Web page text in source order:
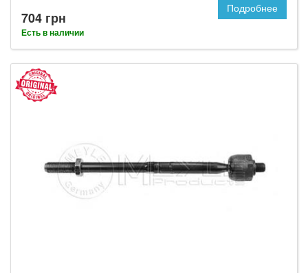
704 грн
Есть в наличии
Подробнее